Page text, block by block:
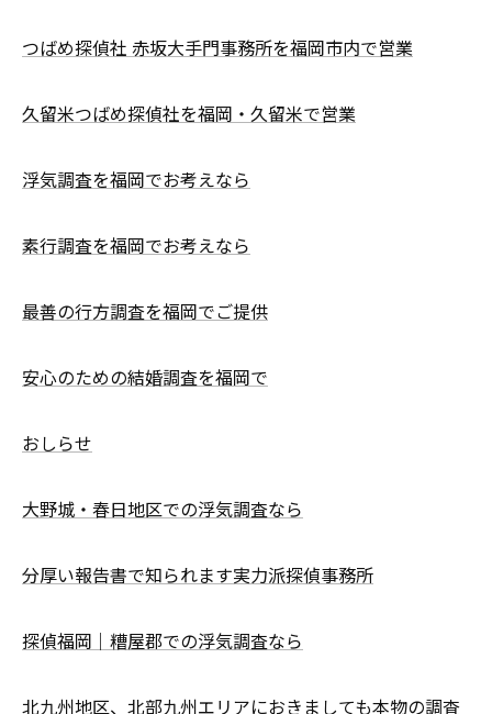
つばめ探偵社 赤坂大手門事務所を福岡市内で営業
久留米つばめ探偵社を福岡・久留米で営業
浮気調査を福岡でお考えなら
素行調査を福岡でお考えなら
最善の行方調査を福岡でご提供
安心のための結婚調査を福岡で
おしらせ
大野城・春日地区での浮気調査なら
分厚い報告書で知られます実力派探偵事務所
探偵福岡｜糟屋郡での浮気調査なら
北九州地区、北部九州エリアにおきましても本物の調査